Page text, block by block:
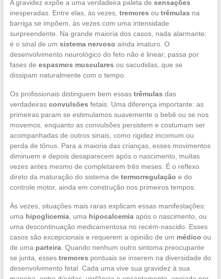
A gravidez expõe a uma verdadeira paleta de sensações
inesperadas. Entre elas, às vezes, tremores ou trêmulas na
barriga se impõem, às vezes com uma intensidade
surpreendente. Na grande maioria dos casos, nada alarmante:
é o sinal de um sistema nervoso ainda imaturo. O
desenvolvimento neurológico do feto não é linear; passa por
fases de espasmos musculares ou sacudidas, que se
dissipam naturalmente com o tempo.
Os profissionais distinguem bem essas trêmulas das
verdadeiras convulsões fetais. Uma diferença importante: as
primeiras param se estimulamos suavemente o bebê ou se nos
movemos, enquanto as convulsões persistem e costumam ser
acompanhadas de outros sinais, como rigidez incomum ou
perda de tônus. Para a maioria das crianças, esses movimentos
diminuem e depois desaparecem após o nascimento, muitas
vezes antes mesmo de completarem três meses. É o reflexo
direto da maturação do sistema de termorregulação e do
controle motor, ainda em construção nos primeiros tempos.
Às vezes, situações mais raras explicam essas manifestações:
uma hipoglicemia, uma hipocalcemiaapós o nascimento, ou
uma descontinuação medicamentosa no recém-nascido. Esses
casos são excepcionais e requerem a opinião de um médico ou
de uma parteira. Quando nenhum outro sintoma preocupante
se junta, esses tremores pontuais se inserem na diversidade do
desenvolvimento fetal. Cada uma vive sua gravidez à sua